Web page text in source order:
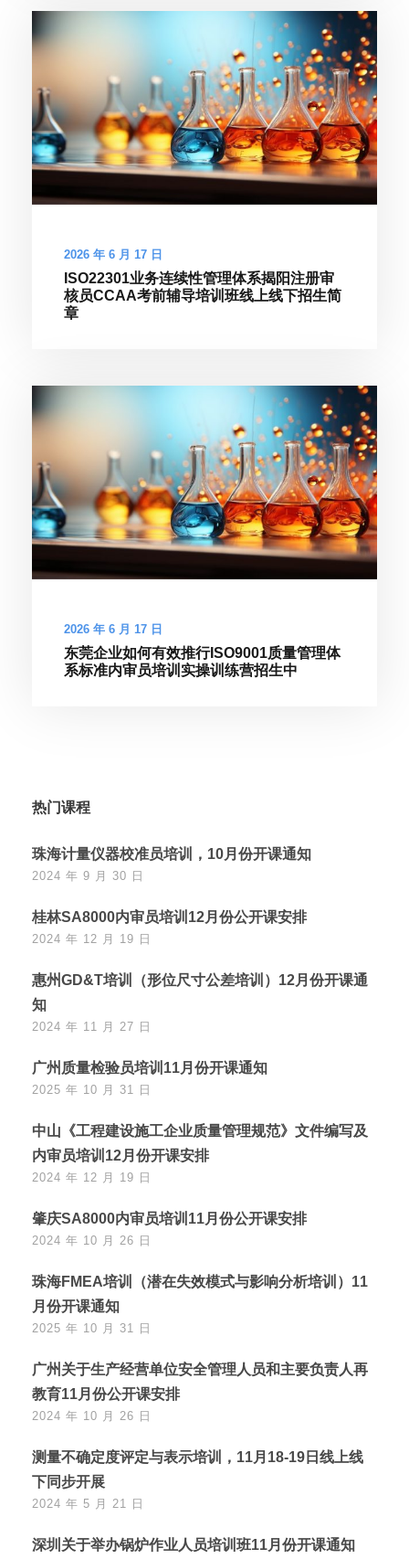
2026 年 6 月 17 日
ISO22301业务连续性管理体系揭阳注册审
核员CCAA考前辅导培训班线上线下招生简
章
2026 年 6 月 17 日
东莞企业如何有效推行ISO9001质量管理体
系标准内审员培训实操训练营招生中
热门课程
珠海计量仪器校准员培训，10月份开课通知
2024 年 9 月 30 日
桂林SA8000内审员培训12月份公开课安排
2024 年 12 月 19 日
惠州GD&T培训（形位尺寸公差培训）12月份开课通
知
2024 年 11 月 27 日
广州质量检验员培训11月份开课通知
2025 年 10 月 31 日
中山《工程建设施工企业质量管理规范》文件编写及
内审员培训12月份开课安排
2024 年 12 月 19 日
肇庆SA8000内审员培训11月份公开课安排
2024 年 10 月 26 日
珠海FMEA培训（潜在失效模式与影响分析培训）11
月份开课通知
2025 年 10 月 31 日
广州关于生产经营单位安全管理人员和主要负责人再
教育11月份公开课安排
2024 年 10 月 26 日
测量不确定度评定与表示培训，11月18-19日线上线
下同步开展
2024 年 5 月 21 日
深圳关于举办锅炉作业人员培训班11月份开课通知